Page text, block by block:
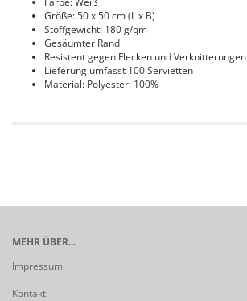
Größe: 50 x 50 cm (L x B)
Stoffgewicht: 180 g/qm
Gesäumter Rand
Resistent gegen Flecken und Verknitterungen
Lieferung umfasst 100 Servietten
Material: Polyester: 100%
MEHR ÜBER...
Impressum
Kontakt